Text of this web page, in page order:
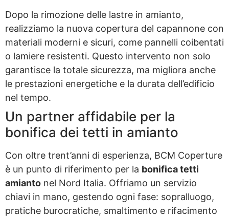
Dopo la rimozione delle lastre in amianto,
realizziamo la nuova copertura del capannone con
materiali moderni e sicuri, come pannelli coibentati
o lamiere resistenti. Questo intervento non solo
garantisce la totale sicurezza, ma migliora anche
le prestazioni energetiche e la durata dell’edificio
nel tempo.
Un partner affidabile per la
bonifica dei tetti in amianto
Con oltre trent’anni di esperienza, BCM Coperture
è un punto di riferimento per la bonifica tetti
amianto nel Nord Italia. Offriamo un servizio
chiavi in mano, gestendo ogni fase: sopralluogo,
pratiche burocratiche, smaltimento e rifacimento